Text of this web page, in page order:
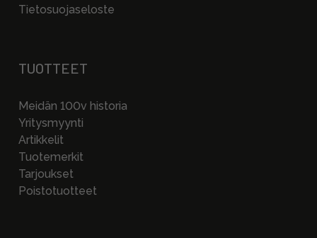
Tietosuojaseloste
TUOTTEET
Meidän 100v historia
Yritysmyynti
Artikkelit
Tuotemerkit
Tarjoukset
Poistotuotteet